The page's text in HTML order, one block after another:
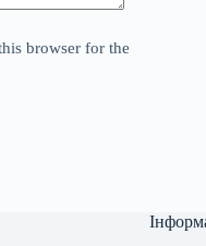
browser for the